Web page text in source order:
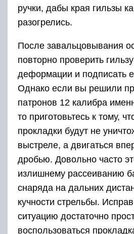
ручки, дабы края гильзы
разогрелись.
После завальцовывания
повторно проверить
деформации и подписать
Однако если вы решили
патронов 12 калибра
то приготовьтесь к тому,
прокладки будут не
выстреле, а двигаться
дробью. Довольно часто
излишнему рассеиванию
снаряда на дальних
кучности стрельбы.
ситуацию достаточно
воспользоваться